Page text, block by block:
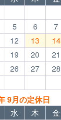
5 6 7
12 13 14
19 20 21
26 27 28
9月の定休日
水 木 金